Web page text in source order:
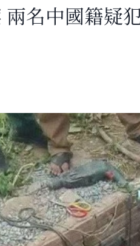
名中國籍疑